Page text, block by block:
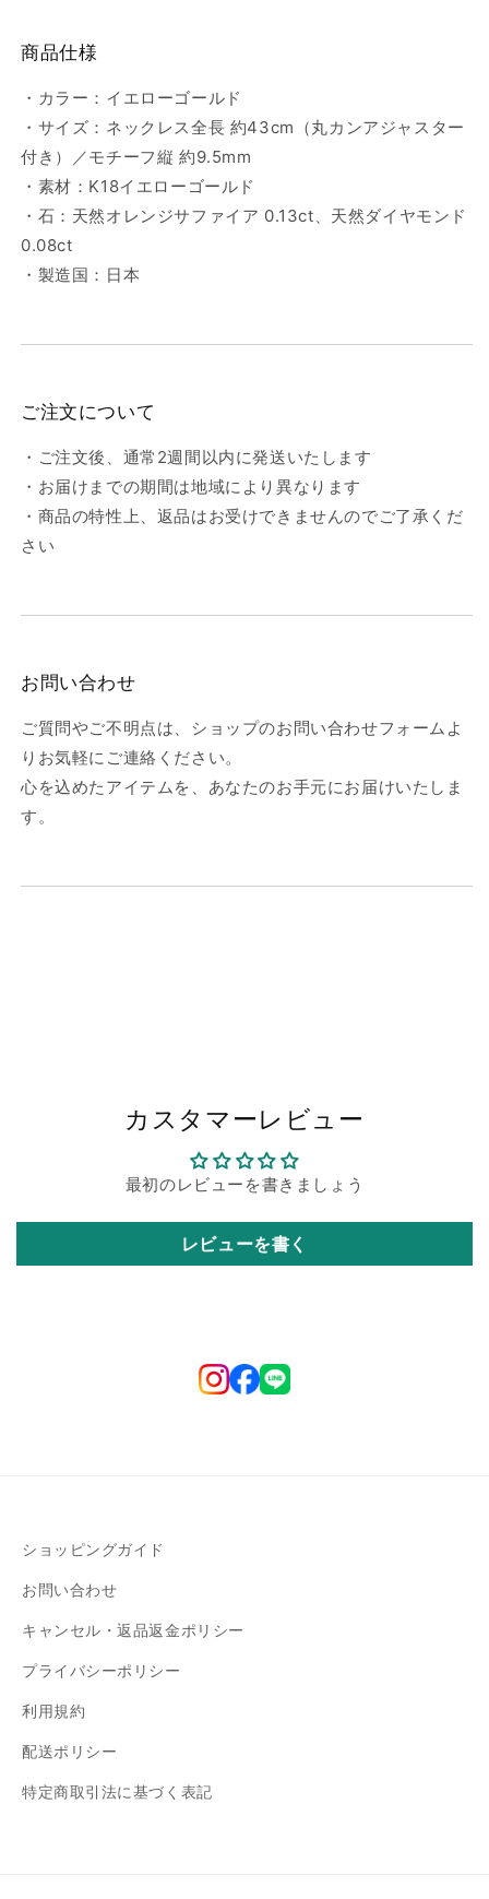
商品仕様
・カラー：イエローゴールド
・サイズ：ネックレス全長 約43cm（丸カンアジャスター
付き）／モチーフ縦 約9.5mm
・素材：K18イエローゴールド
・石：天然オレンジサファイア 0.13ct、天然ダイヤモンド
0.08ct
・製造国：日本
ご注文について
・ご注文後、通常2週間以内に発送いたします
・お届けまでの期間は地域により異なります
・商品の特性上、返品はお受けできませんのでご了承くだ
さい
お問い合わせ
ご質問やご不明点は、ショップのお問い合わせフォームよ
りお気軽にご連絡ください。
心を込めたアイテムを、あなたのお手元にお届けいたしま
す。
カスタマーレビュー
最初のレビューを書きましょう
レビューを書く
ショッピングガイド
お問い合わせ
キャンセル・返品返金ポリシー
プライバシーポリシー
利用規約
配送ポリシー
特定商取引法に基づく表記